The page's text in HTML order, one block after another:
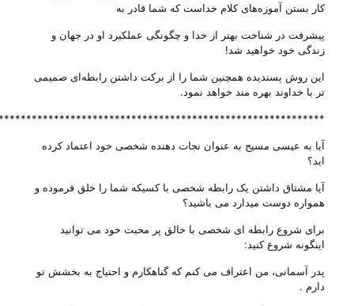
کار بستن آموزه‌های کلام خداست که شما قادر به
پیشرفت در شناخت بهتر از خدا و چگونگی عملکیرد او در جهان و
زندگی خود خواهید شد!
این روش پسندیده همچنین شما را از برکت داشتن رابطه‌ای صمیمی
تر با خداوند بهره مند خواهد نمود.
آیا به عیسی مسیح به عنوان نجات دهنده شخصی خود اعتماد کرده
اید؟
آیا مشتاق داشتن یک رابطه شخصی با کسیکه شما را خلق فرموده و
همواره دوست میدارد می باشید؟
برای شروع رابطه ای شخصی با خالق پر محبت خود می توانید
اینگونه شروع کنید:
پدر آسمانی، من اعتراف می کنم که گناهکارم و احتیاج به بخشش تو
دارم .